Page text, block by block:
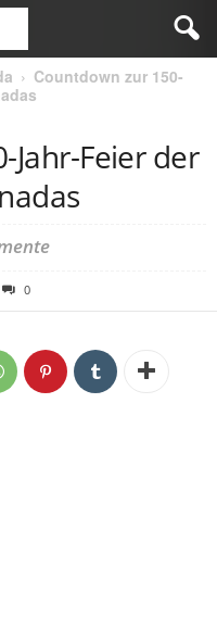
Countdown zur 150-
Feier der
0